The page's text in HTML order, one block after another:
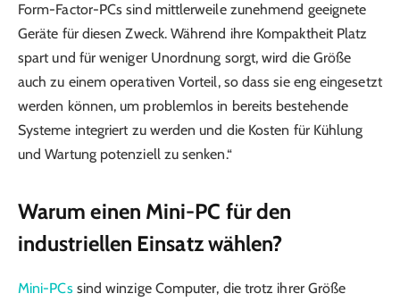
Form-Factor-PCs sind mittlerweile zunehmend geeignete
Geräte für diesen Zweck. Während ihre Kompaktheit Platz
spart und für weniger Unordnung sorgt, wird die Größe
auch zu einem operativen Vorteil, so dass sie eng eingesetzt
werden können, um problemlos in bereits bestehende
Systeme integriert zu werden und die Kosten für Kühlung
und Wartung potenziell zu senken.“
Warum einen Mini-PC für den
industriellen Einsatz wählen?
Mini-PCssind winzige Computer, die trotz ihrer Größe